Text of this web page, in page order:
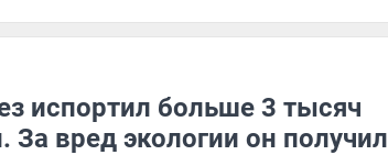
испортил больше 3 тысяч
За вред экологии он получил